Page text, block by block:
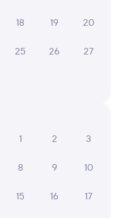
замок
и не удаляем
18 19 20
25 26 27
1
2 3
8 9 10
15 16 17